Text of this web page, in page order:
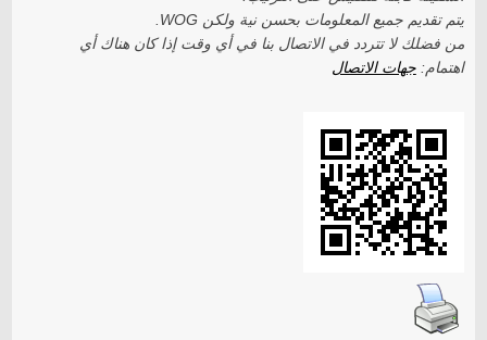
يتم تقديم جميع المعلومات بحسن نية ولكن WOG.
من فضلك لا تتردد في الاتصال بنا في أي وقت إذا كان هناك أي
اهتمام:جهات الاتصال